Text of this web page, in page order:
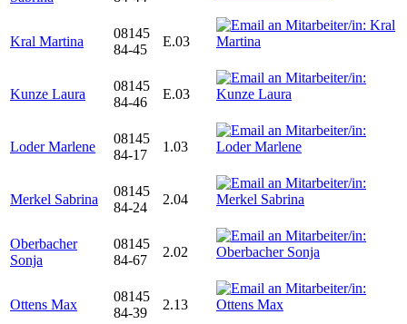
Kral Martina
08145
84-45
E.03
Kunze Laura
08145
84-46
E.03
Loder Marlene
08145
84-17
1.03
Merkel Sabrina
08145
84-24
2.04
Oberbacher
Sonja
08145
84-67
2.02
Ottens Max
08145
84-39
2.13